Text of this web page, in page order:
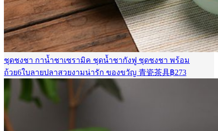
ชุดชงชา กาน้ำชาเซรามิค ชุดน้ำชากังฟู ชุดชงชา พร้อม
ถ้วย6ใบลายปลาสวยงามน่ารัก ของขวัญ 青瓷茶具฿273